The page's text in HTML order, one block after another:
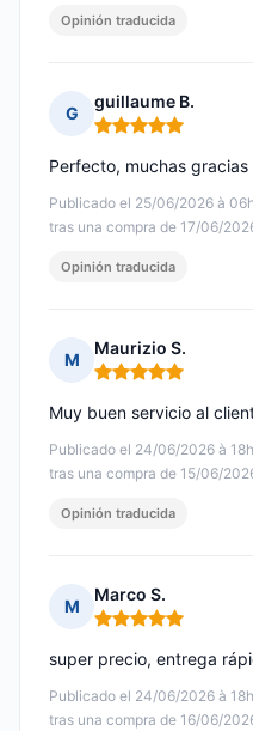
Opinión traducida
G
guillaume B.
Nota: 5 de 5
Publicado el 25/06/2026 à
tras una compra de 17/06/
Perfecto, muchas gracias
Opinión traducida
M
Maurizio S.
Nota: 5 de 5
Publicado el 24/06/2026 à
tras una compra de 15/06/
Muy buen servicio al
Opinión traducida
M
Marco S.
Nota: 5 de 5
Publicado el 24/06/2026 à
tras una compra de 16/06/
super precio, entrega